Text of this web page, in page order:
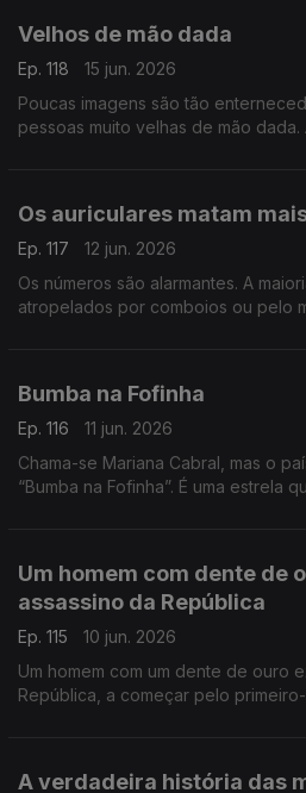
Velhos de mão dada
Ep. 118
15 jun. 2026
Poucas imagens são tão
pessoas muito velhas de mão
Os auriculares matam
Ep. 117
12 jun. 2026
Os números são alarmantes. A
atropelados por comboios ou pelo
Bumba na Fofinha
Ep. 116
11 jun. 2026
Chama-se Mariana Cabral, mas o
“Bumba na Fofinha”. É uma estrela
Um homem com dente de
assassino da República
Ep. 115
10 jun. 2026
Um homem com um dente de ouro
República, a começar pelo
A verdadeira história das